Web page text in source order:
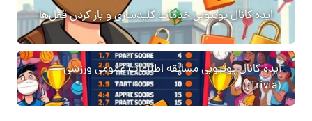
ایده کانال یوتیوبی خدمات کلیدسازی و باز کردن قفل‌ها
ایده کانال یوتیوبی مسابقه اطلاعات عمومی ورزشی
(Trivia)